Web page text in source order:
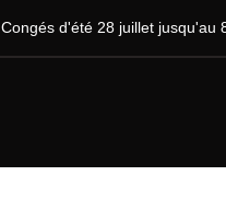
Congés d'été 28 juillet jusqu'au